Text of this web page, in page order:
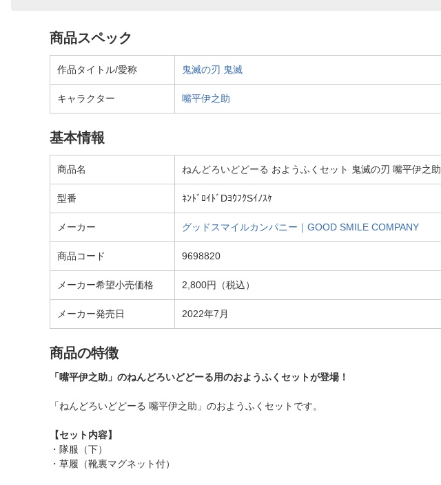
商品スペック
作品タイトル/愛称 鬼滅の刃 鬼滅
キャラクター 嘴平伊之助
基本情報
商品名 ねんどろいどどーる おようふくセット 鬼滅の刃 嘴平伊之助
型番 ﾈﾝﾄﾞﾛｲﾄﾞDﾖｳﾌｸSｲﾉｽｹ
メーカー グッドスマイルカンパニー｜GOOD SMILE COMPANY
商品コード 9698820
メーカー希望小売価格 2,800円（税込）
メーカー発売日 2022年7月
商品の特徴
「嘴平伊之助」のねんどろいどどーる用のおようふくセットが登場！
「ねんどろいどどーる 嘴平伊之助」のおようふくセットです。
【セット内容】
・隊服（下）
・草履（靴裏マグネット付）